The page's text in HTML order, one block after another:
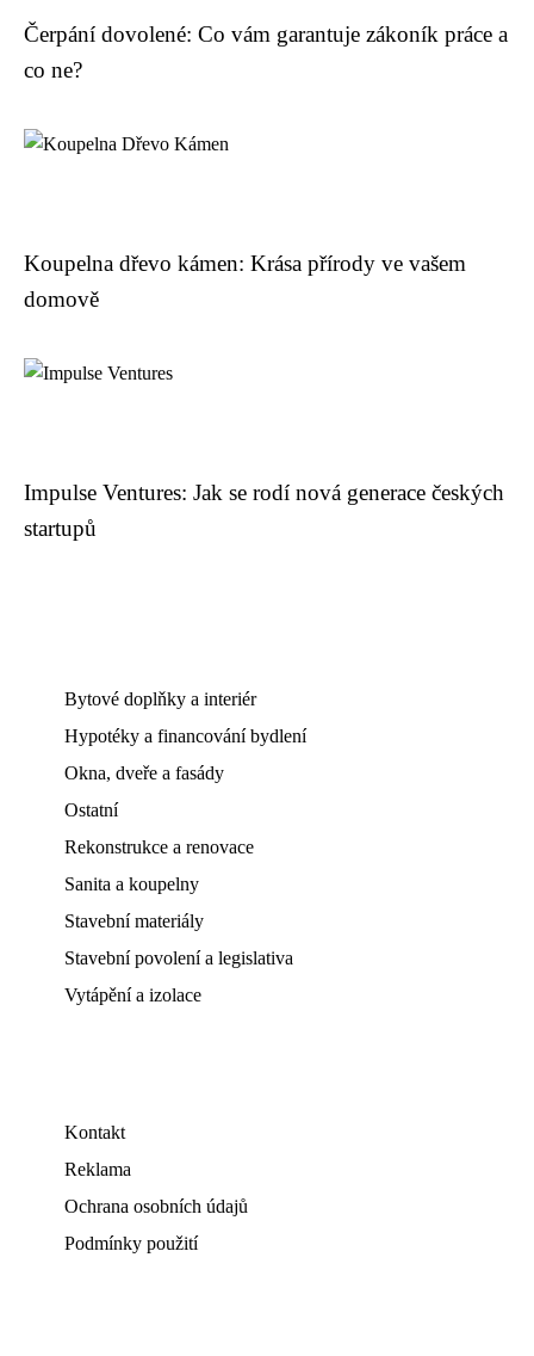
Čerpání dovolené: Co vám garantuje zákoník práce a
co ne?
Koupelna dřevo kámen: Krása přírody ve vašem
domově
Impulse Ventures: Jak se rodí nová generace českých
startupů
Bytové doplňky a interiér
Hypotéky a financování bydlení
Okna, dveře a fasády
Ostatní
Rekonstrukce a renovace
Sanita a koupelny
Stavební materiály
Stavební povolení a legislativa
Vytápění a izolace
Kontakt
Reklama
Ochrana osobních údajů
Podmínky použití